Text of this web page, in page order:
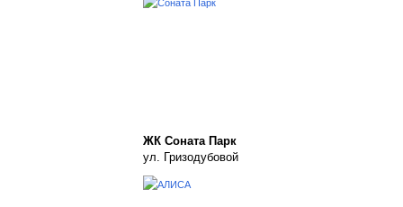
ЖК Соната Парк
ул. Гризодубовой